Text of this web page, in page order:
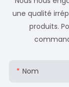
une qualité
produits.
Nom